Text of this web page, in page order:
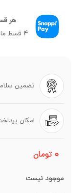
هر
۴ قسط ماهانه. بدون سود،چک و ضامن
تضمین
امکان
۰ تومان
موجود نیست